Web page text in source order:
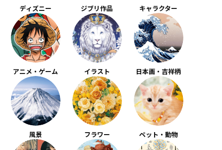
ディズニー ジブリ作品 キャラクター
アニメ・ゲーム イラスト 日本画・吉祥柄
風景 フラワー ペット・動物